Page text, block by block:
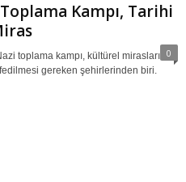
Kampı, Tarihi
0
toplama kampı, kültürel mirasları
gereken şehirlerinden biri.